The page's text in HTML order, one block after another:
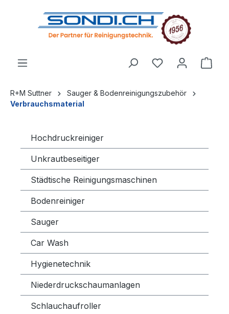
springen
R+M Suttner
Sauger & Bodenreinigungszubehör
Verbrauchsmaterial
Hochdruckreiniger
Unkrautbeseitiger
Städtische Reinigungsmaschinen
Bodenreiniger
Sauger
Car Wash
Hygienetechnik
Niederdruckschaumanlagen
Schlauchaufroller